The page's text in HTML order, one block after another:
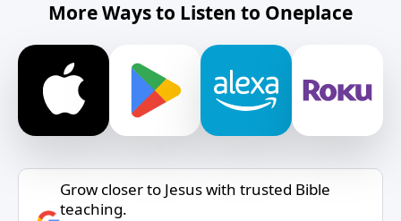
More Ways to Listen to Oneplace
Grow closer to Jesus with trusted Bible
teaching.